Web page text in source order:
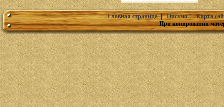
Главная страница|Письмо|Карта
При копировании